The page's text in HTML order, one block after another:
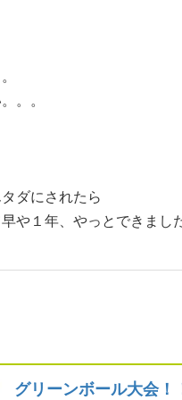
。。
ダにされたら
や１年、やっとできまし
グリーンボール大会！